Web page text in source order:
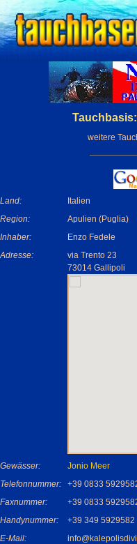
weitere
Land:
Italien
Region:
Apulien (Puglia)
Inhaber:
Enzo Fedele
Adresse:
via Trento 23
73014 Gallipoli
Gewässer:
Jonio Meer
Telefonnummer:
+39 0833
Faxnummer:
+39 0833
Handynummer:
+39 349 5929582
E-Mail: